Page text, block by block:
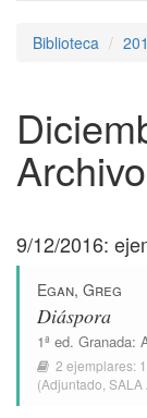
Biblioteca
9/12/2016:
Egan, Greg
Diáspora
1ª ed. Granada:
2 ejemplares:
(Adjuntado, SALA